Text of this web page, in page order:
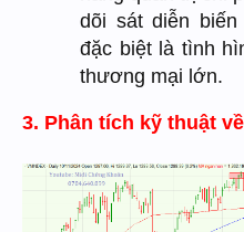
dõi sát diễn
đặc biệt là tình
thương mại lớn.
3. Phân tích kỹ thuật